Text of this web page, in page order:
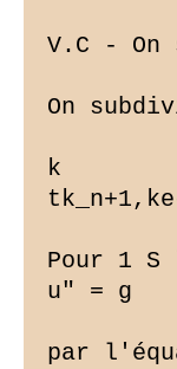
V.C - On
On
k
Pour 1
u" = g
par